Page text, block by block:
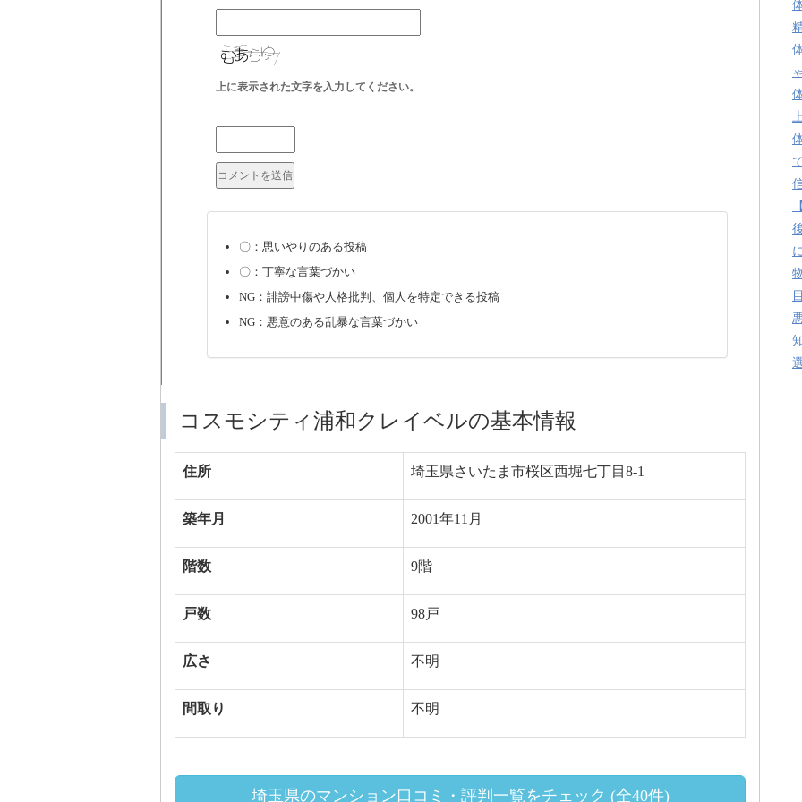
上に表示された文字を入力してください。
〇：思いやりのある投稿
〇：丁寧な言葉づかい
NG：誹謗中傷や人格批判、個人を特定できる投稿
NG：悪意のある乱暴な言葉づかい
コスモシティ浦和クレイベルの基本情報
住所 埼玉県さいたま市桜区西堀七丁目8-1
築年月 2001年11月
階数 9階
戸数 98戸
広さ 不明
間取り 不明
埼玉県のマンション口コミ・評判一覧をチェック (全40件)